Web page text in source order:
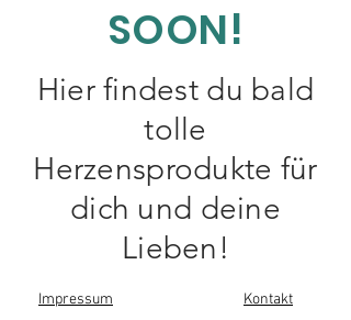
SOON!
Hier findest du bald
tolle
Herzensprodukte für
dich und deine
Lieben!
Impressum Kontakt